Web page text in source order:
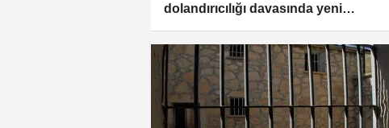
dolandırıcılığı davasında yeni